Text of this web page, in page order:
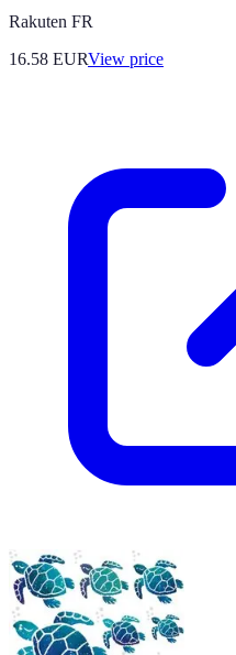
Rakuten FR
16.58 EURView price